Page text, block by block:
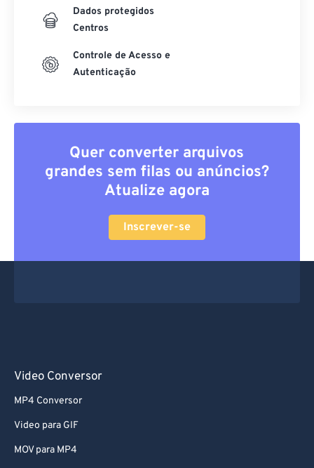
Dados protegidos
Centros
Controle de Acesso e
Autenticação
Quer converter arquivos
grandes sem filas ou anúncios?
Atualize agora
Inscrever-se
Video Conversor
MP4 Conversor
Video para GIF
MOV para MP4